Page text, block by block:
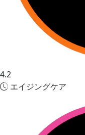
4.2
エイジングケア